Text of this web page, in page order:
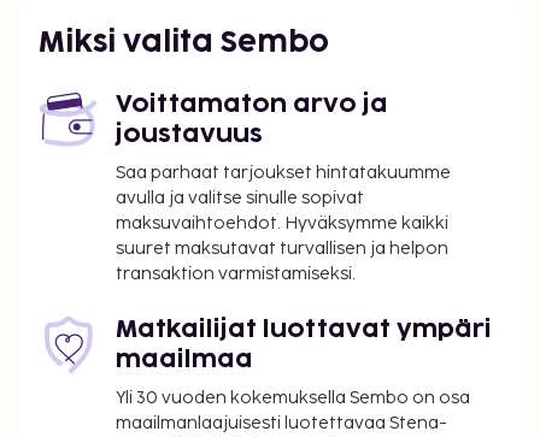
San Juan (SJU-Luis Munoz Marinin kansainvälinen
Aguadilla (BQN-Rafael Hernandezin lentokenttä) -
123 km / 76,4 mi
Palveluihin kuuluu ilmainen pysäköinti. Hyödynnä
ulkouima-allas, terassi ja puutarha. Tämän
aamiaismajoituksen palveluihin kuuluu ilmainen
langaton internetyhteys, piknikalue ja juhlasali.
aamiainen tarjotaan päivittäin klo 7.00–11.00.
Maksu tilauksen mukaan valmistetusta
aamiaisesta: noin 8.00–20.00 USD aikuisille ja
5.00–20.00 USD lapsille
Miksi valita Sembo
Voittamaton arvo ja
joustavuus
Saa parhaat tarjoukset hintatakuumme
avulla ja valitse sinulle sopivat
maksuvaihtoehdot. Hyväksymme kaikki
suuret maksutavat turvallisen ja helpon
transaktion varmistamiseksi.
Matkailijat luottavat ympäri
maailmaa
Yli 30 vuoden kokemuksella Sembo on osa
maailmanlaajuisesti luotettavaa Stena-